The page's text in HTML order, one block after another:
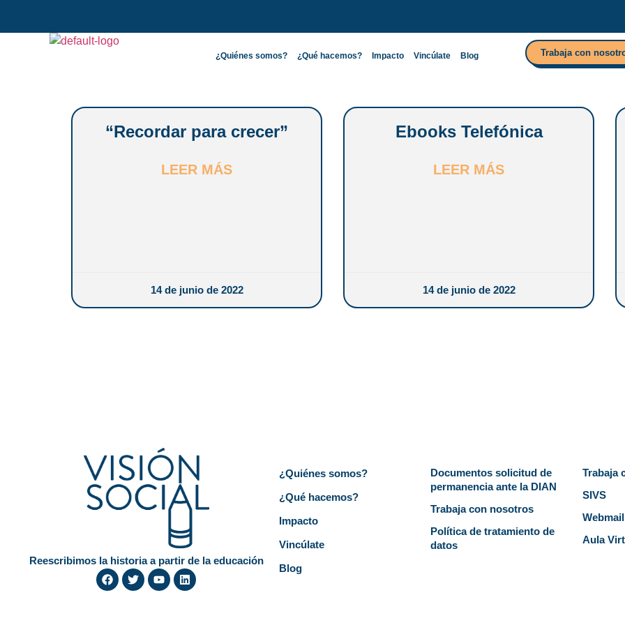
¿Quiénes somos? ¿Qué hacemos? Impacto Vincúlate Blog Trabaja con
“Recordar para crecer”
LEER MÁS
14 de junio de 2022
Ebooks Telefónica
LEER MÁS
14 de junio de 2022
Reescribimos la historia a partir de la educación
¿Quiénes somos?
¿Qué hacemos?
Impacto
Vincúlate
Blog
Documentos solicitud de
permanencia ante la DIAN
Trabaja con nosotros
Política de tratamiento de
datos
Trabaja
SIVS
Webmail
Aula